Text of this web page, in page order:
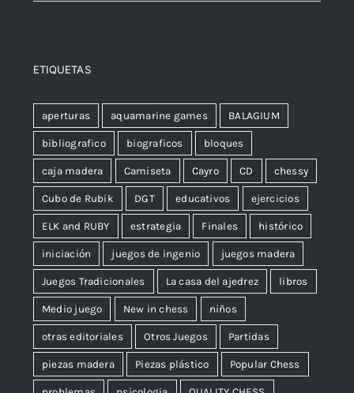
ETIQUETAS
aperturas aquamarine games BALAGIUM
bibliografico biograficos bloques
caja madera Camiseta Cayro CD chessy
Cubo de Rubik DGT educativos ejercicios
ELK and RUBY estrategia Finales histórico
iniciación juegos de ingenio juegos madera
Juegos Tradicionales La casa del ajedrez libros
Medio juego New in chess niños
otras editoriales Otros Juegos Partidas
piezas madera Piezas plástico Popular Chess